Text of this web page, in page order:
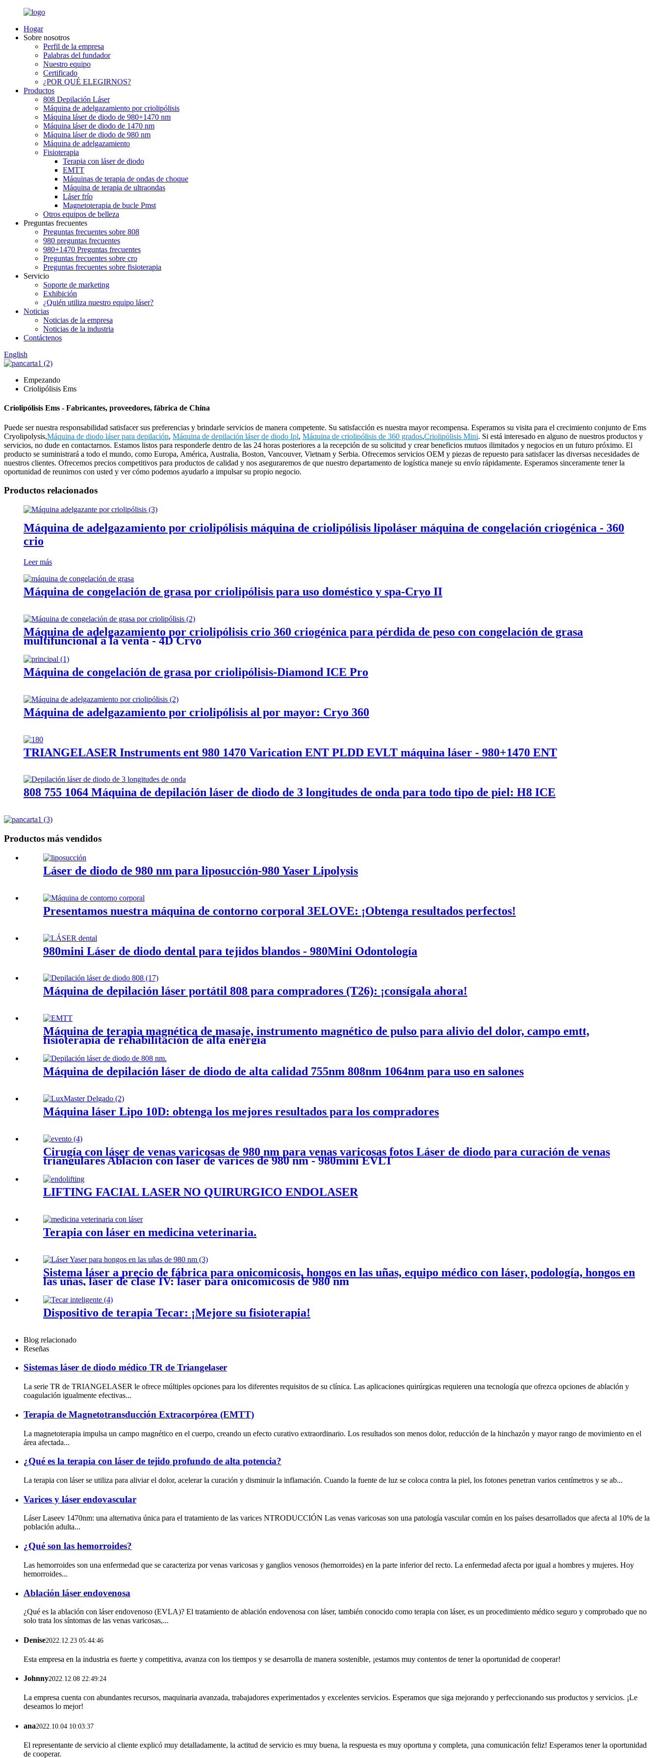
Hogar
Sobre nosotros
Perfil de la empresa
Palabras del fundador
Nuestro equipo
Certificado
¿POR QUÉ ELEGIRNOS?
Productos
808 Depilación Láser
Máquina de adelgazamiento por criolipólisis
Máquina láser de diodo de 980+1470 nm
Máquina láser de diodo de 1470 nm
Máquina láser de diodo de 980 nm
Máquina de adelgazamiento
Fisioterapia
Terapia con láser de diodo
EMTT
Máquinas de terapia de ondas de choque
Máquina de terapia de ultraondas
Láser frío
Magnetoterapia de bucle Pmst
Otros equipos de belleza
Preguntas frecuentes
Preguntas frecuentes sobre 808
980 preguntas frecuentes
980+1470 Preguntas frecuentes
Preguntas frecuentes sobre cro
Preguntas frecuentes sobre fisioterapia
Servicio
Soporte de marketing
Exhibición
¿Quién utiliza nuestro equipo láser?
Noticias
Noticias de la empresa
Noticias de la industria
Contáctenos
English
Empezando
Criolipólisis Ems
Criolipólisis Ems - Fabricantes, proveedores, fábrica de China
Puede ser nuestra responsabilidad satisfacer sus preferencias y brindarle servicios de manera competente. Su satisfacción es nuestra mayor recompensa. Esperamos su visita para el crecimiento conjunto de Ems
Cryolipolysis,Máquina de diodo láser para depilación, Máquina de depilación láser de diodo Ipl, Máquina de criolipólisis de 360 ​​grados,Criolipólisis Mini. Si está interesado en alguno de nuestros productos y
servicios, no dude en contactarnos. Estamos listos para responderle dentro de las 24 horas posteriores a la recepción de su solicitud y crear beneficios mutuos ilimitados y negocios en un futuro próximo. El
producto se suministrará a todo el mundo, como Europa, América, Australia, Boston, Vancouver, Vietnam y Serbia. Ofrecemos servicios OEM y piezas de repuesto para satisfacer las diversas necesidades de
nuestros clientes. Ofrecemos precios competitivos para productos de calidad y nos aseguraremos de que nuestro departamento de logística maneje su envío rápidamente. Esperamos sinceramente tener la
oportunidad de reunirnos con usted y ver cómo podemos ayudarlo a impulsar su propio negocio.
Productos relacionados
Máquina de adelgazamiento por criolipólisis máquina de criolipólisis lipoláser máquina de congelación criogénica - 360
crio
Leer más
Máquina de congelación de grasa por criolipólisis para uso doméstico y spa-Cryo II
Máquina de adelgazamiento por criolipólisis crio 360 criogénica para pérdida de peso con congelación de grasa
multifuncional a la venta - 4D Cryo
Máquina de congelación de grasa por criolipólisis-Diamond ICE Pro
Máquina de adelgazamiento por criolipólisis al por mayor: Cryo 360
TRIANGELASER Instruments ent 980 1470 Varication ENT PLDD EVLT máquina láser - 980+1470 ENT
808 755 1064 Máquina de depilación láser de diodo de 3 longitudes de onda para todo tipo de piel: H8 ICE
Productos más vendidos
Láser de diodo de 980 nm para liposucción-980 Yaser Lipolysis
Presentamos nuestra máquina de contorno corporal 3ELOVE: ¡Obtenga resultados perfectos!
980mini Láser de diodo dental para tejidos blandos - 980Mini Odontología
Máquina de depilación láser portátil 808 para compradores (T26): ¡consígala ahora!
Máquina de terapia magnética de masaje, instrumento magnético de pulso para alivio del dolor, campo emtt,
fisioterapia de rehabilitación de alta energía
Máquina de depilación láser de diodo de alta calidad 755nm 808nm 1064nm para uso en salones
Máquina láser Lipo 10D: obtenga los mejores resultados para los compradores
Cirugía con láser de venas varicosas de 980 nm para venas varicosas fotos Láser de diodo para curación de venas
triangulares Ablación con láser de varices de 980 nm - 980mini EVLT
LIFTING FACIAL LÁSER NO QUIRÚRGICO ENDOLASER
Terapia con láser en medicina veterinaria.
Sistema láser a precio de fábrica para onicomicosis, hongos en las uñas, equipo médico con láser, podología, hongos en
las uñas, láser de clase IV: láser para onicomicosis de 980 nm
Dispositivo de terapia Tecar: ¡Mejore su fisioterapia!
Blog relacionado
Reseñas
Sistemas láser de diodo médico TR de Triangelaser
La serie TR de TRIANGELASER le ofrece múltiples opciones para los diferentes requisitos de su clínica. Las aplicaciones quirúrgicas requieren una tecnología que ofrezca opciones de ablación y
coagulación igualmente efectivas...
Terapia de Magnetotransducción Extracorpórea (EMTT)
La magnetoterapia impulsa un campo magnético en el cuerpo, creando un efecto curativo extraordinario. Los resultados son menos dolor, reducción de la hinchazón y mayor rango de movimiento en el
área afectada...
¿Qué es la terapia con láser de tejido profundo de alta potencia?
La terapia con láser se utiliza para aliviar el dolor, acelerar la curación y disminuir la inflamación. Cuando la fuente de luz se coloca contra la piel, los fotones penetran varios centímetros y se ab...
Varices y láser endovascular
Láser Laseev 1470nm: una alternativa única para el tratamiento de las varices NTRODUCCIÓN Las venas varicosas son una patología vascular común en los países desarrollados que afecta al 10% de la
población adulta...
¿Qué son las hemorroides?
Las hemorroides son una enfermedad que se caracteriza por venas varicosas y ganglios venosos (hemorroides) en la parte inferior del recto. La enfermedad afecta por igual a hombres y mujeres. Hoy
hemorroides...
Ablación láser endovenosa
¿Qué es la ablación con láser endovenoso (EVLA)? El tratamiento de ablación endovenosa con láser, también conocido como terapia con láser, es un procedimiento médico seguro y comprobado que no
solo trata los síntomas de las venas varicosas,...
Denise2022.12.23 05:44:46
Esta empresa en la industria es fuerte y competitiva, avanza con los tiempos y se desarrolla de manera sostenible, ¡estamos muy contentos de tener la oportunidad de cooperar!
Johnny2022.12.08 22:49:24
La empresa cuenta con abundantes recursos, maquinaria avanzada, trabajadores experimentados y excelentes servicios. Esperamos que siga mejorando y perfeccionando sus productos y servicios. ¡Le
deseamos lo mejor!
ana2022.10.04 10:03:37
El representante de servicio al cliente explicó muy detalladamente, la actitud de servicio es muy buena, la respuesta es muy oportuna y completa, ¡una comunicación feliz! Esperamos tener la oportunidad
de cooperar.